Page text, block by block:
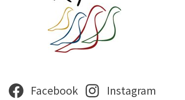
Facebook Instagram